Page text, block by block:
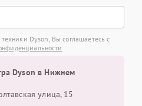
Dyson, Вы соглашаетесь с
Dyson в Нижнем
улица, 15